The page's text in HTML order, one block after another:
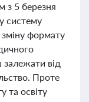
з 5 березня
систему
формату
залежати від
Проте
та освіту